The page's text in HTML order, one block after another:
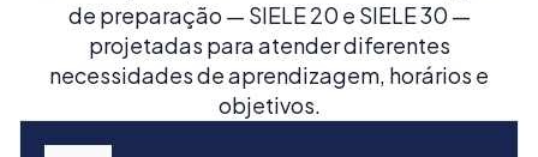
de preparação — SIELE 20 e SIELE 30 —
projetadas para atender diferentes
necessidades de aprendizagem, horários e
objetivos.